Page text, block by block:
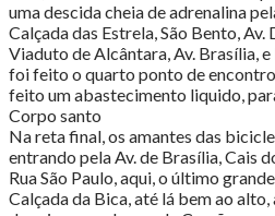
uma descida cheia de adrenalina
Calçada das Estrela, São Bento, Av.
Viaduto de Alcântara, Av. Brasília,
foi feito o quarto ponto de
feito um abastecimento liquido,
Corpo santo
Na reta final, os amantes das
entrando pela Av. de Brasília, Cais
Rua São Paulo, aqui, o último
Calçada da Bica, até lá bem ao